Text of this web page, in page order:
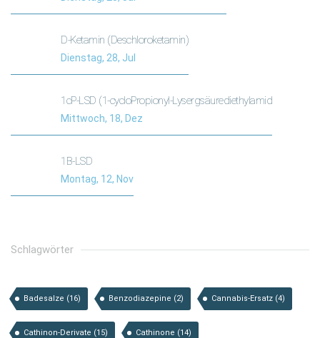
D-Ketamin (Deschloroketamin)
Dienstag, 28, Jul
1cP-LSD (1-cycloPropionyl-Lysergsäurediethylamid
Mittwoch, 18, Dez
1B-LSD
Montag, 12, Nov
Schlagwörter
Badesalze (16) Benzodiazepine (2) Cannabis-Ersatz (4)
Cathinon-Derivate (15) Cathinone (14)